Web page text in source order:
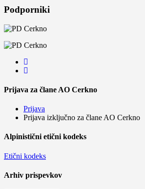
Podporniki
Prijava za člane AO Cerkno
Prijava
Prijava izključno za člane AO Cerkno
Alpinistični etični kodeks
Etični kodeks
Arhiv prispevkov